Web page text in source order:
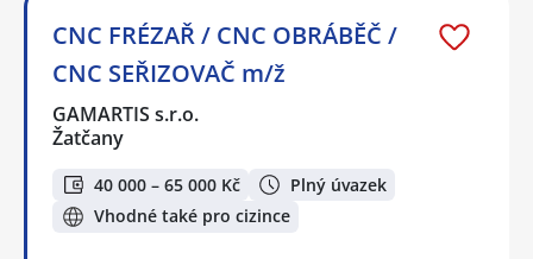
CNC FRÉZAŘ / CNC OBRÁBĚČ /
CNC SEŘIZOVAČ m/ž
GAMARTIS s.r.o.
Žatčany
40 000 – 65 000 Kč
Plný úvazek
Vhodné také pro cizince